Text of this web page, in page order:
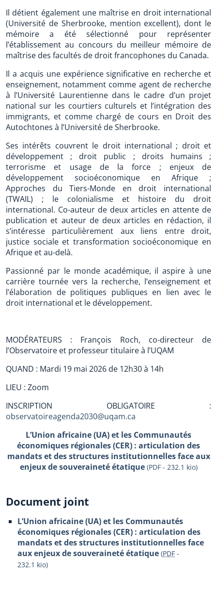
Il détient également une maîtrise en droit international
(Université de Sherbrooke, mention excellent), dont le
mémoire a été sélectionné pour représenter
l’établissement au concours du meilleur mémoire de
maîtrise des facultés de droit francophones du Canada.
Il a acquis une expérience significative en recherche et
enseignement, notamment comme agent de recherche
à l’Université Laurentienne dans le cadre d’un projet
national sur les courtiers culturels et l’intégration des
immigrants, et comme chargé de cours en Droit des
Autochtones à l’Université de Sherbrooke.
Ses intérêts couvrent le droit international ; droit et
développement ; droit public ; droits humains ;
terrorisme et usage de la force ; enjeux de
développement socioéconomique en Afrique ;
Approches du Tiers-Monde en droit international
(TWAIL) ; le colonialisme et histoire du droit
international. Co-auteur de deux articles en attente de
publication et auteur de deux articles en rédaction, il
s’intéresse particulièrement aux liens entre droit,
justice sociale et transformation socioéconomique en
Afrique et au-delà.
Passionné par le monde académique, il aspire à une
carrière tournée vers la recherche, l’enseignement et
l’élaboration de politiques publiques en lien avec le
droit international et le développement.
MODÉRATEURS : François Roch, co-directeur de
l’Observatoire et professeur titulaire à l’UQAM
QUAND : Mardi 19 mai 2026 de 12h30 à 14h
LIEU : Zoom
INSCRIPTION OBLIGATOIRE :
observatoireagenda2030@uqam.ca
L’Union africaine (UA) et les Communautés
économiques régionales (CER) : articulation des
mandats et des structures institutionnelles face aux
enjeux de souveraineté étatique (PDF - 232.1 kio)
Document joint
L’Union africaine (UA) et les Communautés
économiques régionales (CER) : articulation des
mandats et des structures institutionnelles face
aux enjeux de souveraineté étatique (PDF -
232.1 kio)